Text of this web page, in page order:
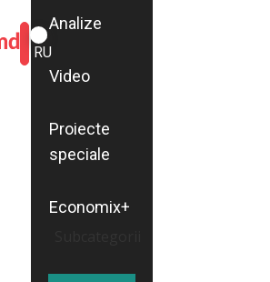
ROMÂNĂ
RU
Analize
Video
Proiecte
speciale
Economix+